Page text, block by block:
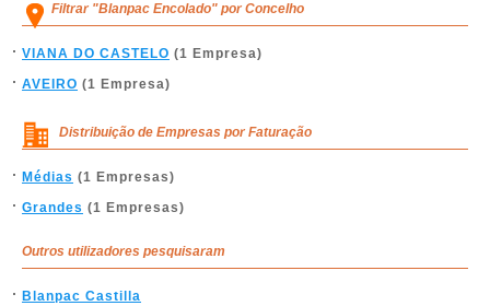
Filtrar "Blanpac Encolado" por Concelho
VIANA DO CASTELO (1 Empresa)
AVEIRO (1 Empresa)
Distribuição de Empresas por Faturação
Médias (1 Empresas)
Grandes (1 Empresas)
Outros utilizadores pesquisaram
Blanpac Castilla